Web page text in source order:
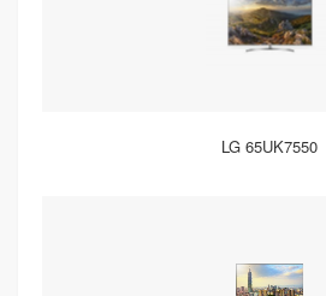
LG 65UK7550